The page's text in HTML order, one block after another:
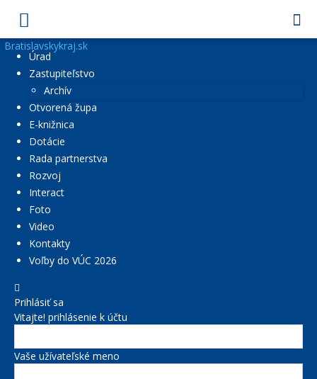
Bratislavskykraj.sk
Úrad
Zastupiteľstvo
Archív
Otvorená župa
E-knižnica
Dotácie
Rada partnerstva
Rozvoj
Interact
Foto
Video
Kontakty
Voľby do VÚC 2026
Prihlásiť sa
Vitajte! prihlásenie k účtu
Vaše užívateľské meno